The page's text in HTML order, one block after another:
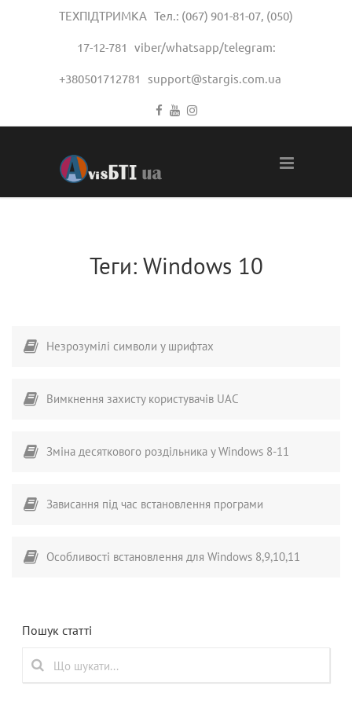
ТЕХПІДТРИМКА Тел.: (067) 901-81-07, (050)
17-12-781 viber/whatsapp/telegram:
+380501712781 support@stargis.com.ua
Теги: Windows 10
Незрозумілі символи у шрифтах
Вимкнення захисту користувачів UAC
Зміна десяткового роздільника у Windows 8-11
Зависання під час встановлення програми
Особливості встановлення для Windows 8,9,10,11
Пошук статті